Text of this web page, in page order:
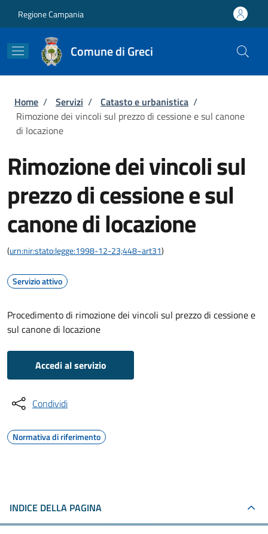
Regione Campania
Comune di Greci
Briciole di pane
Home / Servizi / Catasto e urbanistica /
Rimozione dei vincoli sul prezzo di cessione e sul canone
di locazione
Rimozione dei vincoli sul
prezzo di cessione e sul
canone di locazione
(urn:nir:stato:legge:1998-12-23;448~art31)
Servizio attivo
Procedimento di rimozione dei vincoli sul prezzo di cessione e
sul canone di locazione
Accedi al servizio
Condividi
Normativa di riferimento
INDICE DELLA PAGINA